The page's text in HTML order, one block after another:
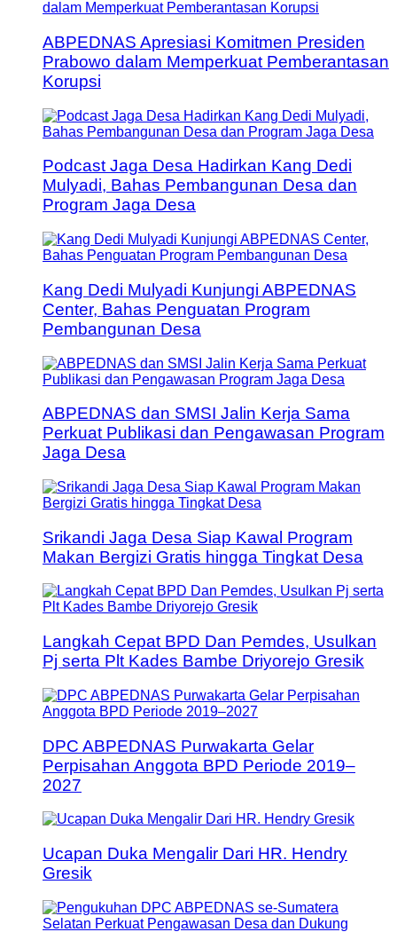
ABPEDNAS Apresiasi Komitmen Presiden
Prabowo dalam Memperkuat Pemberantasan
Korupsi
Podcast Jaga Desa Hadirkan Kang Dedi
Mulyadi, Bahas Pembangunan Desa dan
Program Jaga Desa
Kang Dedi Mulyadi Kunjungi ABPEDNAS
Center, Bahas Penguatan Program
Pembangunan Desa
ABPEDNAS dan SMSI Jalin Kerja Sama
Perkuat Publikasi dan Pengawasan Program
Jaga Desa
Srikandi Jaga Desa Siap Kawal Program
Makan Bergizi Gratis hingga Tingkat Desa
Langkah Cepat BPD Dan Pemdes, Usulkan
Pj serta Plt Kades Bambe Driyorejo Gresik
DPC ABPEDNAS Purwakarta Gelar
Perpisahan Anggota BPD Periode 2019–
2027
Ucapan Duka Mengalir Dari HR. Hendry
Gresik